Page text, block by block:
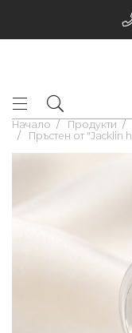
Начало Продукти
Пръстен от "Jacklin